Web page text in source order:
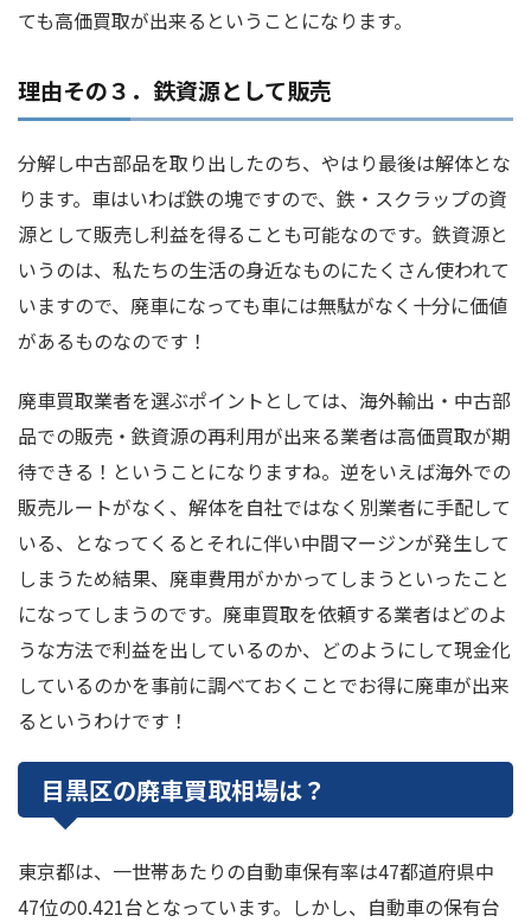
ても高価買取が出来るということになります。
理由その３．鉄資源として販売
分解し中古部品を取り出したのち、やはり最後は解体とな
ります。車はいわば鉄の塊ですので、鉄・スクラップの資
源として販売し利益を得ることも可能なのです。鉄資源と
いうのは、私たちの生活の身近なものにたくさん使われて
いますので、廃車になっても車には無駄がなく十分に価値
があるものなのです！
廃車買取業者を選ぶポイントとしては、海外輸出・中古部
品での販売・鉄資源の再利用が出来る業者は高価買取が期
待できる！ということになりますね。逆をいえば海外での
販売ルートがなく、解体を自社ではなく別業者に手配して
いる、となってくるとそれに伴い中間マージンが発生して
しまうため結果、廃車費用がかかってしまうといったこと
になってしまうのです。廃車買取を依頼する業者はどのよ
うな方法で利益を出しているのか、どのようにして現金化
しているのかを事前に調べておくことでお得に廃車が出来
るというわけです！
目黒区の廃車買取相場は？
東京都は、一世帯あたりの自動車保有率は47都道府県中
47位の0.421台となっています。しかし、自動車の保有台